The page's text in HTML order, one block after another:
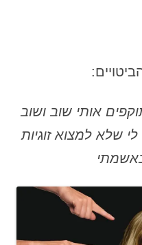
אותי שוב ושוב
שלא למצוא זוגיות